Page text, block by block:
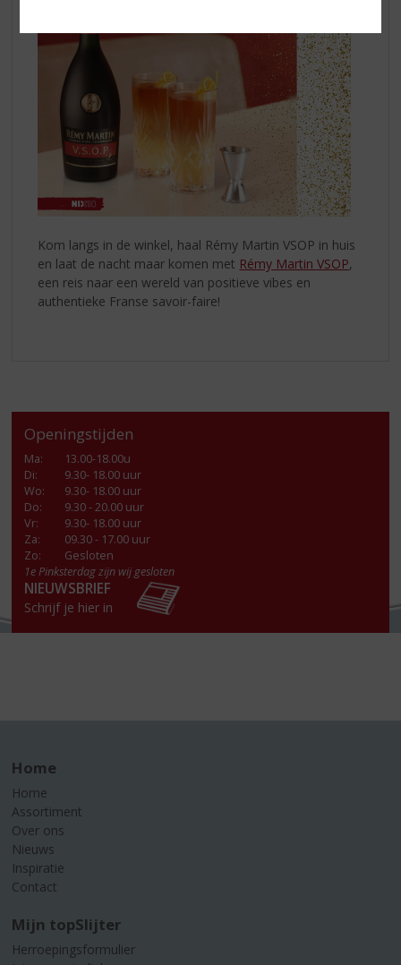
Kom langs in de winkel, haal Rémy Martin VSOP in huis
en laat de nacht maar komen met Rémy Martin VSOP,
een reis naar een wereld van positieve vibes en
authentieke Franse savoir-faire!
Openingstijden
Ma:
13.00-18.00u
Di:
9.30- 18.00 uur
Wo:
9.30- 18.00 uur
Do:
9.30 - 20.00 uur
Vr:
9.30- 18.00 uur
Za:
09.30 - 17.00 uur
Zo:
Gesloten
1e Pinksterdag zijn wij gesloten
NIEUWSBRIEF
Schrijf je hier in
Home
Home
Assortiment
Over ons
Nieuws
Inspiratie
Contact
Mijn topSlijter
Herroepingsformulier